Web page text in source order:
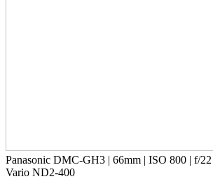
Panasonic DMC-GH3 | 66mm | ISO 800 | f/22
Vario ND2-400